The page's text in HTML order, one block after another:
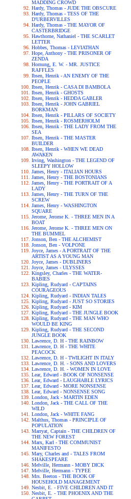
MADDING CROWD
Hardy, Thomas - JUDE THE OBSCURE
Hardy, Thomas - TESS OF THE
D'URBERVILLES
Hardy, Thomas - THE MAYOR OF
CASTERBRIDGE
Hawthorne, Nathaniel - THE SCARLET
LETTER
Hobbes, Thomas - LEVIATHAN
Hope, Anthony - THE PRISONER OF
ZENDA
Hornung, E. W. - MR. JUSTICE
RAFFLES
Ibsen, Henrik - AN ENEMY OF THE
PEOPLE
Ibsen, Henrik - CASA DI BAMBOLA
Ibsen, Henrik - GHOSTS
Ibsen, Henrik - HEDDA GABLER
Ibsen, Henrik - JOHN GABRIEL
BORKMAN
Ibsen, Henrik - PILLARS OF SOCIETY
Ibsen, Henrik - ROSMERHOLM
Ibsen, Henrik - THE LADY FROM THE
SEA
Ibsen, Henrik - THE MASTER
BUILDER
Ibsen, Henrik - WHEN WE DEAD
AWAKEN
Irving, Washington - THE LEGEND OF
SLEEPY HOLLOW
James, Henry - ITALIAN HOURS
James, Henry - THE BOSTONIANS
James, Henry - THE PORTRAIT OF A
LADY
James, Henry - THE TURN OF THE
SCREW
James, Henry - WASHINGTON
SQUARE
Jerome, Jerome K. - THREE MEN IN A
BOAT
Jerome, Jerome K. - THREE MEN ON
THE BUMMEL
Jonson, Ben - THE ALCHEMIST
Jonson, Ben - VOLPONE
Joyce, James - A PORTRAIT OF THE
ARTIST AS A YOUNG MAN
Joyce, James - DUBLINERS
Joyce, James - ULYSSES
Kingsley, Charles - THE WATER-
BABIES
Kipling, Rudyard - CAPTAINS
COURAGEOUS
Kipling, Rudyard - INDIAN TALES
Kipling, Rudyard - JUST SO STORIES
Kipling, Rudyard - KIM
Kipling, Rudyard - THE JUNGLE BOOK
Kipling, Rudyard - THE MAN WHO
WOULD BE KING
Kipling, Rudyard - THE SECOND
JUNGLE BOOK
Lawrence, D. H - THE RAINBOW
Lawrence, D. H - THE WHITE
PEACOCK
Lawrence, D. H - TWILIGHT IN ITALY
Lawrence, D. H. - SONS AND LOVERS
Lawrence, D. H. - WOMEN IN LOVE
Lear, Edward - BOOK OF NONSENSE
Lear, Edward - LAUGHABLE LYRICS
Lear, Edward - MORE NONSENSE
Lear, Edward - NONSENSE SONG
London, Jack - MARTIN EDEN
London, Jack - THE CALL OF THE
WILD
London, Jack - WHITE FANG
Malthus, Thomas - PRINCIPLE OF
POPULATION
Marryat, Captain - THE CHILDREN OF
THE NEW FOREST
Marx, Karl - THE COMMUNIST
MANIFESTO
Mary, Charles and - TALES FROM
SHAKESPEARE
Melville, Hermann - MOBY DICK
Melville, Hermann - TYPEE
Mrs. Beeton - THE BOOK OF
HOUSEHOLD MANAGEMENT
Nesbit, E. - FIVE CHILDREN AND IT
Nesbit, E. - THE PHOENIX AND THE